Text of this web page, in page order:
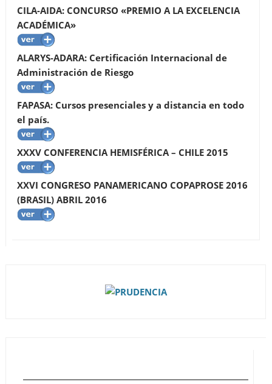
CILA-AIDA: CONCURSO «PREMIO A LA EXCELENCIA
ACADÉMICA»
ALARYS-ADARA: Certificación Internacional de
Administración de Riesgo
FAPASA: Cursos presenciales y a distancia en todo
el país.
XXXV CONFERENCIA HEMISFÉRICA – CHILE 2015
XXVI CONGRESO PANAMERICANO COPAPROSE 2016
(BRASIL) ABRIL 2016